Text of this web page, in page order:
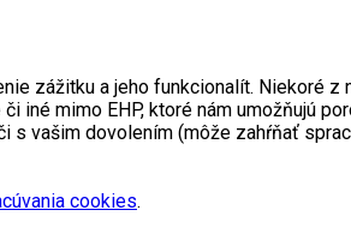
zážitku a jeho funkcionalít. Niekoré
iné mimo EHP, ktoré nám umožňujú
s vašim dovolením (môže zahŕňať
cookies.